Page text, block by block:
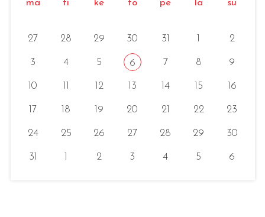
ma ti ke to pe la su
27 28 29 30 31 2
3 4 5 6 7 8 9
10 12 13 14 15 16
17 18 19 20 21 22 23
24 25 26 27 28 29 30
31 2 3 4 5 6